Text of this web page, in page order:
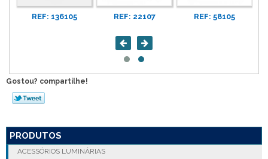
REF: 136105 REF: 22107 REF: 58105
Gostou? compartilhe!
PRODUTOS
ACESSÓRIOS LUMINÁRIAS